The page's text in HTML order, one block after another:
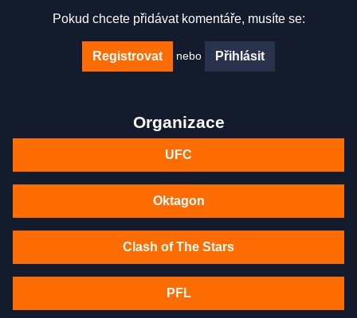
Pokud chcete přidávat komentáře, musíte se:
Registrovat nebo Přihlásit
Organizace
UFC
Oktagon
Clash of The Stars
PFL